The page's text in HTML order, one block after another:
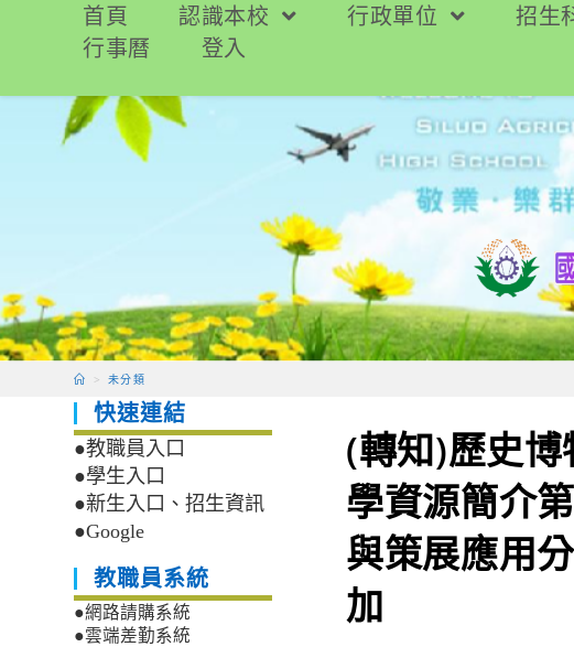
要
首頁 認識本校 行政單位 招生
行事曆
登入
> 未分類
(轉知)歷史
學資源簡介
與策展應用
加
快速連結
●教職員入口
●學生入口
●新生入口、招生資訊
●Google
教職員系統
●網路請購系統
●雲端差勤系統